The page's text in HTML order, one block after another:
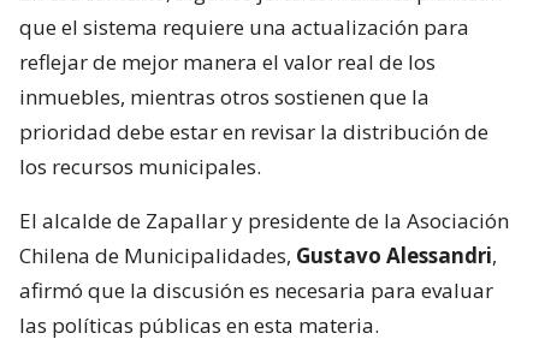
que el sistema requiere una actualización para
reflejar de mejor manera el valor real de los
inmuebles, mientras otros sostienen que la
prioridad debe estar en revisar la distribución de
los recursos municipales.
El alcalde de Zapallar y presidente de la Asociación
Chilena de Municipalidades, Gustavo Alessandri,
afirmó que la discusión es necesaria para evaluar
las políticas públicas en esta materia.